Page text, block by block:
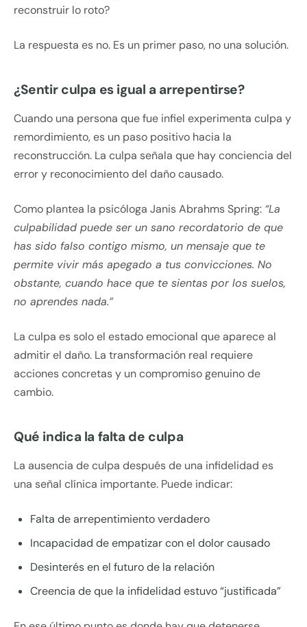
reconstruir lo roto?
La respuesta es no. Es un primer paso, no una solución.
¿Sentir culpa es igual a arrepentirse?
Cuando una persona que fue infiel experimenta culpa y
remordimiento, es un paso positivo hacia la
reconstrucción. La culpa señala que hay conciencia del
error y reconocimiento del daño causado.
Como plantea la psicóloga Janis Abrahms Spring: “La
culpabilidad puede ser un sano recordatorio de que
has sido falso contigo mismo, un mensaje que te
permite vivir más apegado a tus convicciones. No
obstante, cuando hace que te sientas por los suelos,
no aprendes nada.”
La culpa es solo el estado emocional que aparece al
admitir el daño. La transformación real requiere
acciones concretas y un compromiso genuino de
cambio.
Qué indica la falta de culpa
La ausencia de culpa después de una infidelidad es
una señal clínica importante. Puede indicar:
Falta de arrepentimiento verdadero
Incapacidad de empatizar con el dolor causado
Desinterés en el futuro de la relación
Creencia de que la infidelidad estuvo “justificada”